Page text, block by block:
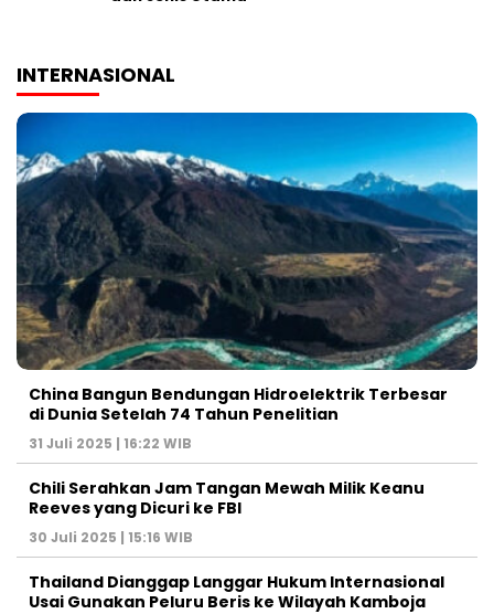
INTERNASIONAL
China Bangun Bendungan Hidroelektrik Terbesar
di Dunia Setelah 74 Tahun Penelitian
31 Juli 2025 | 16:22 WIB
Chili Serahkan Jam Tangan Mewah Milik Keanu
Reeves yang Dicuri ke FBI
30 Juli 2025 | 15:16 WIB
Thailand Dianggap Langgar Hukum Internasional
Usai Gunakan Peluru Beris ke Wilayah Kamboja